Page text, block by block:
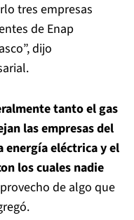
tres empresas
de Enap
dijo
tanto el gas
las empresas del
energía eléctrica y el
los cuales nadie
de algo que